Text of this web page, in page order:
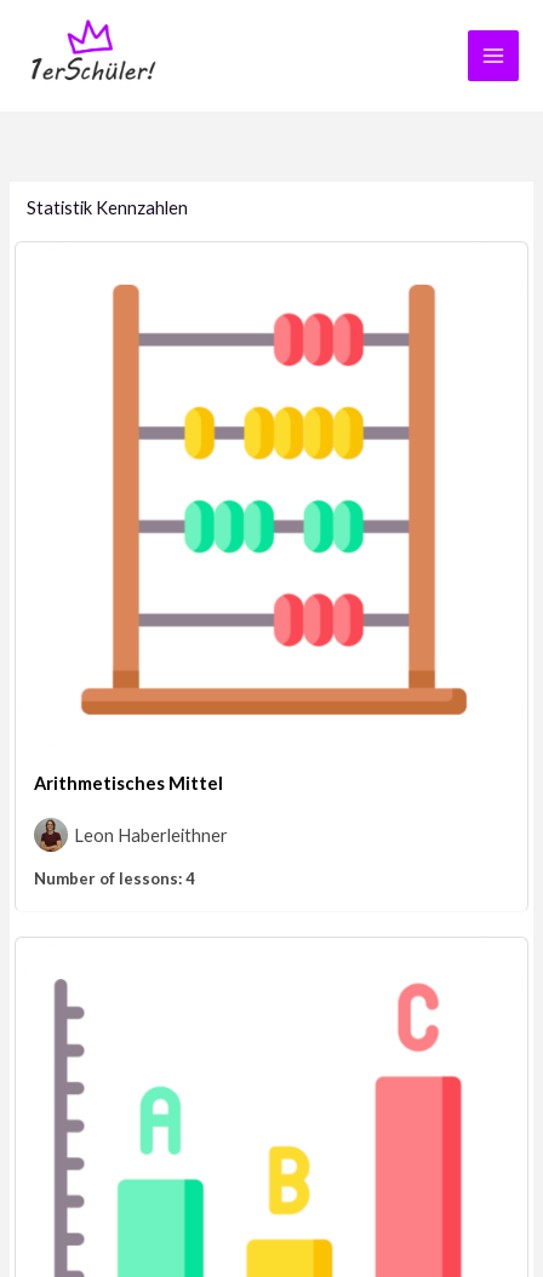
springen
Statistik Kennzahlen
Arithmetisches Mittel
Leon Haberleithner
Number of lessons:4